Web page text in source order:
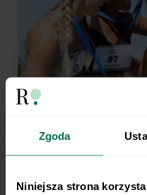
Zgoda
Niniejsza strona
My